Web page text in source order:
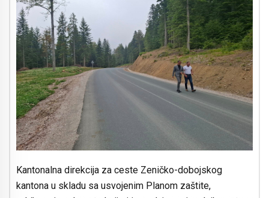
Kantonalna direkcija za ceste Zeničko-dobojskog
kantona u skladu sa usvojenim Planom zaštite,